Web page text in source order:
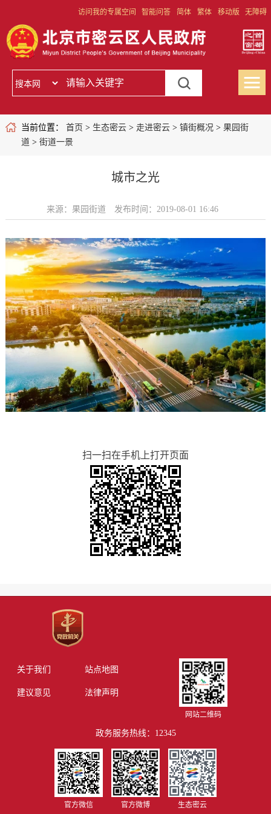
访问我的专属空间 智能问答 简体 繁体 移动版 无障碍
当前位置： 首页 > 生态密云> 走进密云> 镇街概况 > 果园街
道> 街道一景
城市之光
来源：果园街道 发布时间：2019-08-01 16:46
扫一扫在手机上打开页面
关于我们 站点地图
建议意见 法律声明
网站二维码
政务服务热线：12345
官方微信 官方微博 生态密云